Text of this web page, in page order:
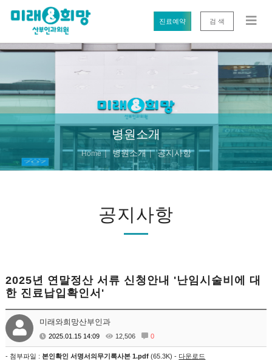
진료예약 검 색
병원소개
Home 병원소개 공지사항
공지사항
2025년 연말정산 서류 신청안내 '난임시술비에 대
한 진료납입확인서'
미래와희망산부인과
2025.01.15 14:09 12,506 0
- 첨부파일 :본인확인 서명서의무기록사본 1.pdf (65.3K) - 다운로드